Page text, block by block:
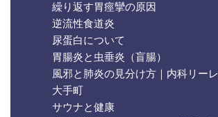
繰り返す胃痙攣の原因
逆流性食道炎
尿蛋白について
胃腸炎と虫垂炎（盲腸）
風邪と肺炎の見分け方｜内科リー
大手町
サウナと健康